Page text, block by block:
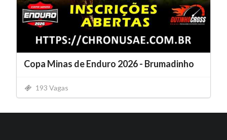
Copa Minas de Enduro 2026 - Brumadinho
193 Vagas